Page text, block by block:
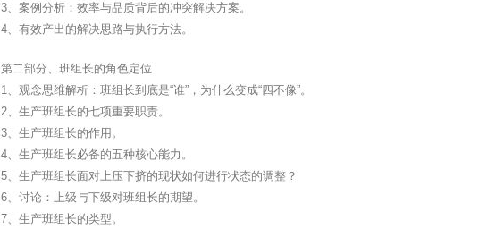
3、案例分析：效率与品质背后的冲突解决方案。
4、有效产出的解决思路与执行方法。
第二部分、班组长的角色定位
1、观念思维解析：班组长到底是“谁”，为什么变成“四不像”。
2、生产班组长的七项重要职责。
3、生产班组长的作用。
4、生产班组长必备的五种核心能力。
5、生产班组长面对上压下挤的现状如何进行状态的调整？
6、讨论：上级与下级对班组长的期望。
7、生产班组长的类型。